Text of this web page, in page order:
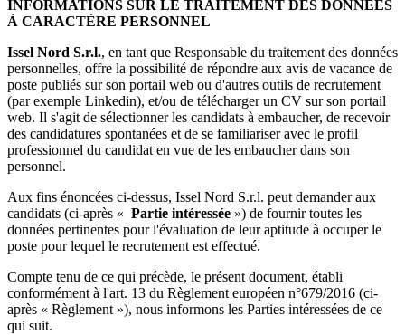
INFORMATIONS SUR LE TRAITEMENT DES DONNÉES
À CARACTÈRE PERSONNEL
Issel Nord S.r.l., en tant que Responsable du traitement des données
personnelles, offre la possibilité de répondre aux avis de vacance de
poste publiés sur son portail web ou d'autres outils de recrutement
(par exemple Linkedin), et/ou de télécharger un CV sur son portail
web. Il s'agit de sélectionner les candidats à embaucher, de recevoir
des candidatures spontanées et de se familiariser avec le profil
professionnel du candidat en vue de les embaucher dans son
personnel.
Aux fins énoncées ci-dessus, Issel Nord S.r.l. peut demander aux
candidats (ci-après « Partie intéressée ») de fournir toutes les
données pertinentes pour l'évaluation de leur aptitude à occuper le
poste pour lequel le recrutement est effectué.
Compte tenu de ce qui précède, le présent document, établi
conformément à l'art. 13 du Règlement européen n°679/2016 (ci-
après « Règlement »), nous informons les Parties intéressées de ce
qui suit.